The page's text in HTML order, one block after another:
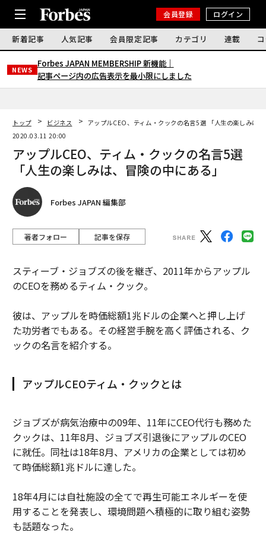
会員登録 ログイン
新着記事 人気記事 会員限定記事 カテゴリ 連載
NEWS
Forbes JAPAN MEMBERSHIP 新機能｜
記事ページ内の広告表示を最小限にしました
トップ ビジネス
アップルCEO、ティム・クックの名言5選 「人生の楽しみは
2020.03.11 20:00
アップルCEO、ティム・クックの名言5選
「人生の楽しみは、冒険の中にある」
Forbes JAPAN 編集部
著者フォロー 記事を保存
スティーブ・ジョブズの後を継ぎ、2011年からアップル
のCEOを務めるティム・クック。
彼は、アップルを時価総額1兆ドルの企業へと押し上げ
た功労者でもある。その経営手腕を高く評価される、ク
ックの名言を紹介する。
アップルCEOティム・クックとは
ジョブズが病気治療中の09年、11年にCEO代行も務めた
クックは、11年8月、ジョブズ引退後にアップルのCEO
に就任。同社は18年8月、アメリカの企業としては初め
て時価総額1兆ドルに達した。
18年4月には自社施設の全てで再生可能エネルギーを使
用することを発表し、環境問題へ積極的に取り組む姿勢
も話題なった。